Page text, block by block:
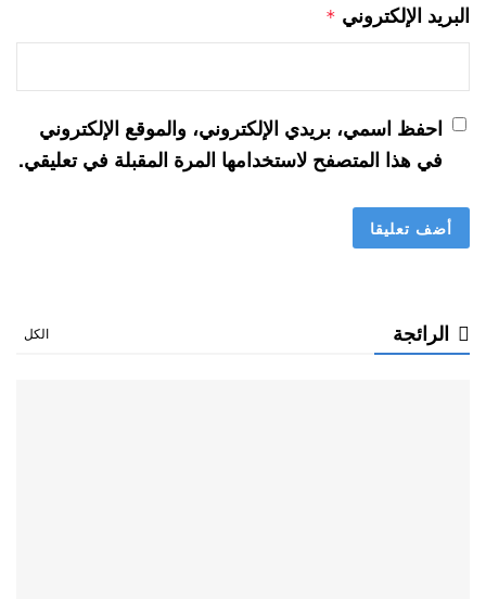
البريد الإلكتروني *
احفظ اسمي، بريدي الإلكتروني، والموقع الإلكتروني
في هذا المتصفح لاستخدامها المرة المقبلة في تعليقي.
الرائجة الكل